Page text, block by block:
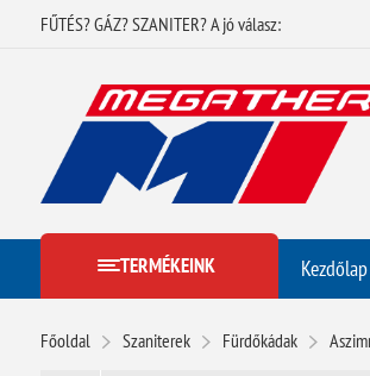
FŰTÉS? GÁZ? SZANITER? A jó válasz:
TERMÉKEINK Kezdőlap
Főoldal Szaniterek Fürdőkádak